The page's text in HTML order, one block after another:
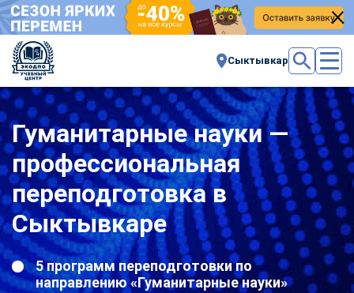
Сыктывкар
Гуманитарные науки —
профессиональная
переподготовка в
Сыктывкаре
5 программ переподготовки по
направлению «Гуманитарные науки»